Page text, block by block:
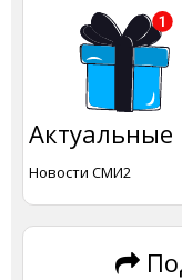
Актуальные
Новости СМИ2